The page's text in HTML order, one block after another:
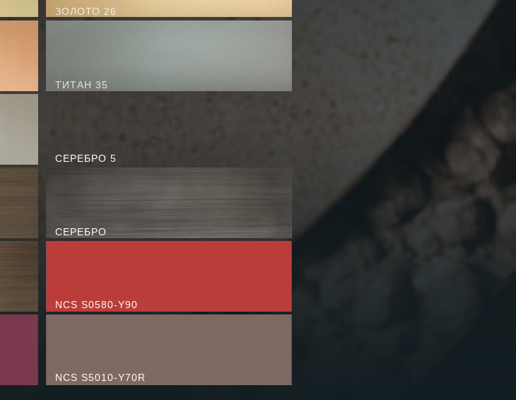
ЗОЛОТО 26
ТИТАН 35
СЕРЕБРО 5
NCS S0580-Y90
NCS S5010-Y70R
СЕРЕБРО